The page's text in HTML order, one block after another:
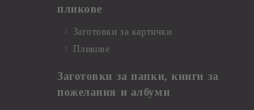
пликове
Заготовки за картички
Пликове
Заготовки за папки, книги за
пожелания и албуми